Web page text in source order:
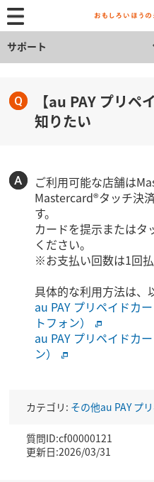
サポート
【au PAY プリペ
知りたい
ご利用可能な店舗は
Mastercard®タッチ決
す。
カードを提示またはタ
ください。
※お支払い回数は1回払
具体的な利用方法は、
au PAY プリペイドカ
トフォン）
au PAY プリペイドカ
ン）
カテゴリ: その他au PAY プ
質問ID:cf00000121
更新日:2026/03/31